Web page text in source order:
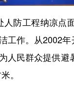
工程纳凉点
工作。从2002
人民群众提供
。